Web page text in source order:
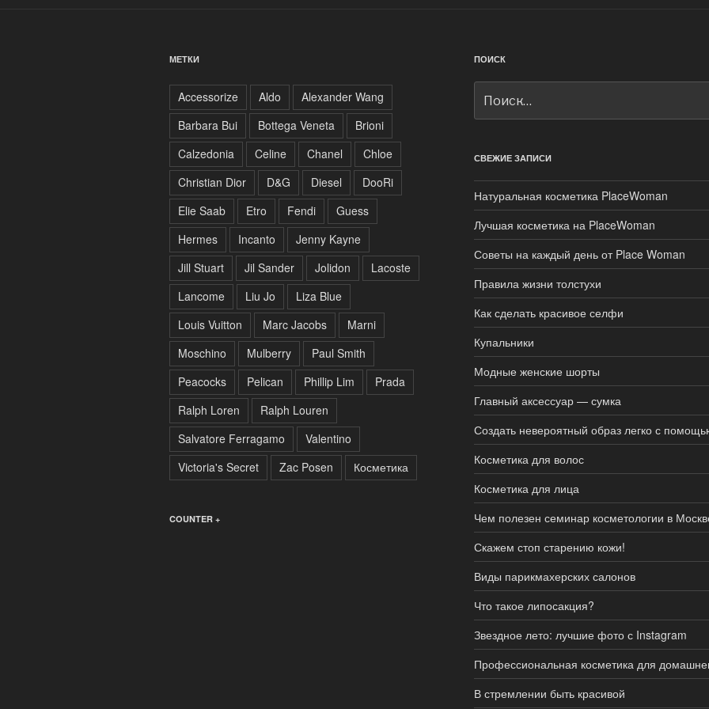
МЕТКИ
Accessorize Aldo
Alexander Wang
Barbara Bui
Bottega Veneta
Brioni
Calzedonia
Celine Chanel
Chloe
Christian Dior
D&G Diesel
DooRi
Elie Saab
Etro Fendi
Guess
Hermes
Incanto
Jenny Kayne
Jill Stuart
Jil Sander Jolidon
Lacoste
Lancome
Liu Jo
Liza Blue
Louis Vuitton
Marc Jacobs
Marni
Moschino
Mulberry
Paul Smith
Peacocks
Pelican Phillip Lim
Prada
Ralph Loren
Ralph Louren
Salvatore Ferragamo
Valentino
Victoria's Secret
Zac Posen Косметика
COUNTER +
ПОИСК
СВЕЖИЕ ЗАПИСИ
Натуральная косметика PlaceWoman
Лучшая косметика на PlaceWoman
Советы на каждый день от Place Woman
Правила жизни толстухи
Как сделать красивое селфи
Купальники
Модные женские шорты
Главный аксессуар — сумка
Создать невероятный образ легко с
Косметика для волос
Косметика для лица
Чем полезен семинар косметологии в
Скажем стоп старению кожи!
Виды парикмахерских салонов
Что такое липосакция?
Звездное лето: лучшие фото с Instagram
Профессиональная косметика для
В стремлении быть красивой